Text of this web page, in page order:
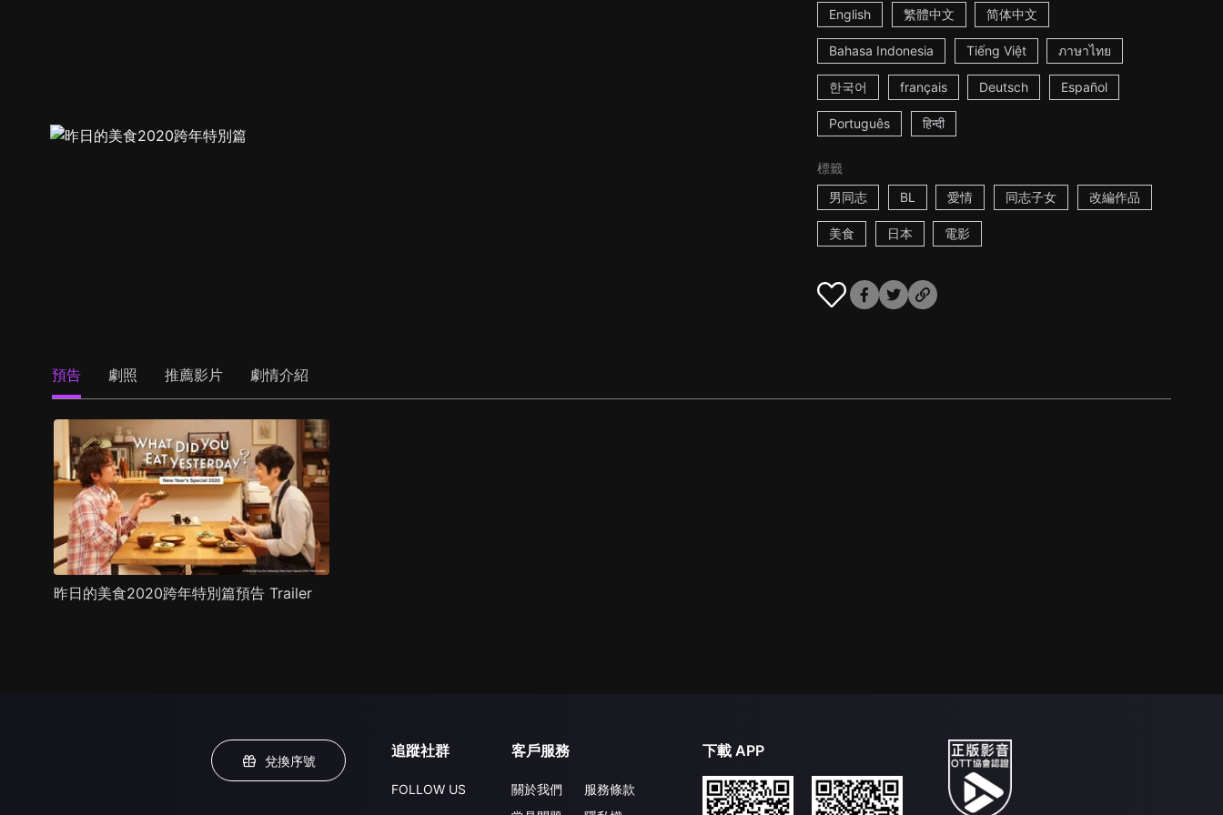
English 繁體中文 简体中文
Bahasa Indonesia Tiếng Việt ภาษาไทย
한국어 français Deutsch Español
Português हिन्दी
標籤
男同志
BL 愛情 同志子女 改編作品
美食 日本 電影
預告 劇照 推薦影片 劇情介紹
昨日的美食2020跨年特別篇預告 Trailer
兌換序號
追蹤社群
FOLLOW US
客戶服務
關於我們
服務條款
下載 APP